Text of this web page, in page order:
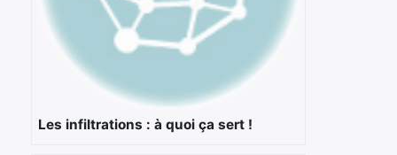
Les infiltrations : à quoi ça sert !